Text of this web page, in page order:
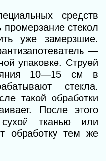
средств
промерзание стекол
уже замерзшие.
—
упаковке. Струей
10—15 см в
стекла.
такой обработки
После этого
тканью или
обработку тем же